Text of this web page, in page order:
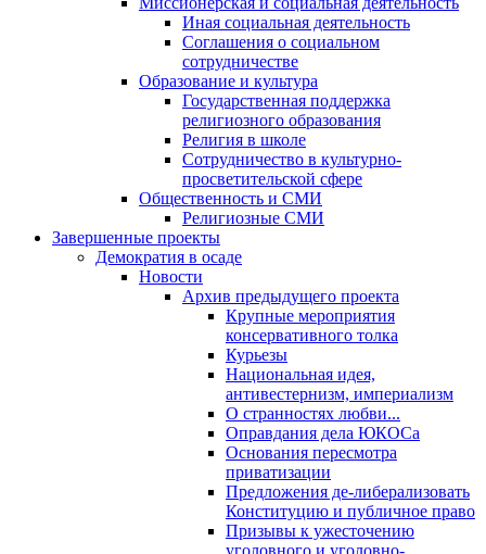
Иная социальная деятельность
Соглашения о социальном
сотрудничестве
Образование и культура
Государственная поддержка
религиозного образования
Религия в школе
Сотрудничество в культурно-
просветительской сфере
Общественность и СМИ
Религиозные СМИ
Завершенные проекты
Демократия в осаде
Новости
Архив предыдущего проекта
Крупные мероприятия
консервативного толка
Курьезы
Национальная идея,
антивестернизм, империализм
О странностях любви...
Оправдания дела ЮКОСа
Основания пересмотра
приватизации
Предложения де-либерализовать
Конституцию и публичное право
Призывы к ужесточению
уголовного и уголовно-